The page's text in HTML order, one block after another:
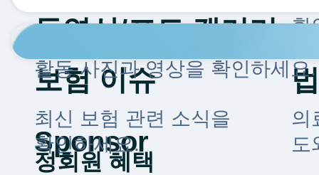
획
보험 이슈
최신 보험 관련 소식을
확인하세요.
의
도
동영상/포토 갤러리
활동 사진과 영상을 확인하세요.
정회원 혜택
Sponsor